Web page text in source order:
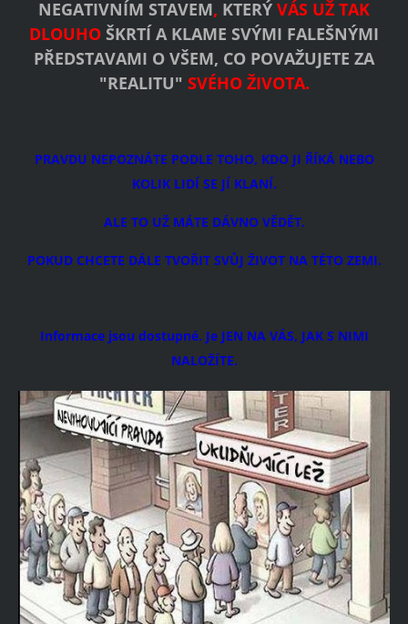
NEGATIVNÍM STAVEM, KTERÝ VÁS UŽ TAK
DLOUHO ŠKRTÍ A KLAME SVÝMI FALEŠNÝMI
PŘEDSTAVAMI O VŠEM, CO POVAŽUJETE ZA
"REALITU" SVÉHO ŽIVOTA.
PRAVDU NEPOZNÁTE PODLE TOHO, KDO JI ŘÍKÁ NEBO
KOLIK LIDÍ SE JÍ KLANÍ.
ALE TO UŽ MÁTE DÁVNO VĚDĚT.
POKUD CHCETE DÁLE TVOŘIT SVŮJ ŽIVOT NA TÉTO ZEMI.
Informace jsou dostupné. Je JEN NA VÁS, JAK S NIMI
NALOŽÍTE.